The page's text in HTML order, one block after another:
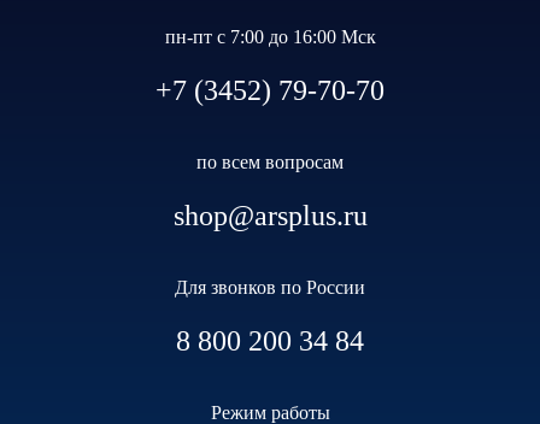
пн-пт с 7:00 до 16:00 Мск
+7 (3452) 79-70-70
по всем вопросам
shop@arsplus.ru
Для звонков по России
8 800 200 34 84
Режим работы